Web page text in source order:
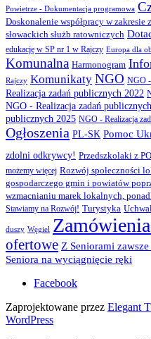
Powietrze - Dokumentacja programowa
Doskonalenie współpracy w
słowackich służb ratowniczych
edukację w SP nr 1 w Rajczy Europa dla
Komunalna Harmonogram
Rajczy Komunikaty NGO NGO -
Realizacja zadań publicznych 2022
NGO - Realizacja zadań
publicznych 2025 NGO - Realizacja
Ogłoszenia PL-SK Pomoc
zdolni odkrywcy! Przedszkolaki z
możemy więcej Rozwój społeczności
gospodarczego gmin i powiatów
wzmacnianiu marek lokalnych,
Stawiamy na Rozwój! Turystyka
duszy Węgiel
ofertowe Z Seniorami
Seniora na wyciągnięcie ręki
Facebook
Zaprojektowane przez Elegant
WordPress